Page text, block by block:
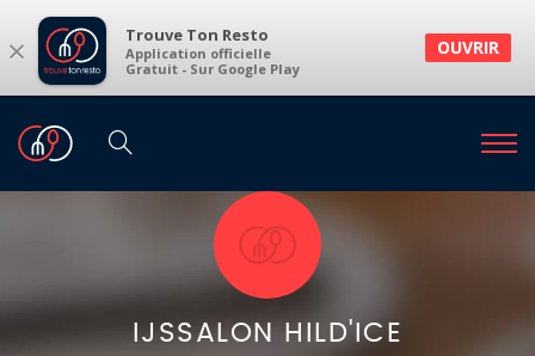
× Trouve Ton Resto
Application officielle
Gratuit - Sur Google Play
OUVRIR
IJSSALON HILD'ICE